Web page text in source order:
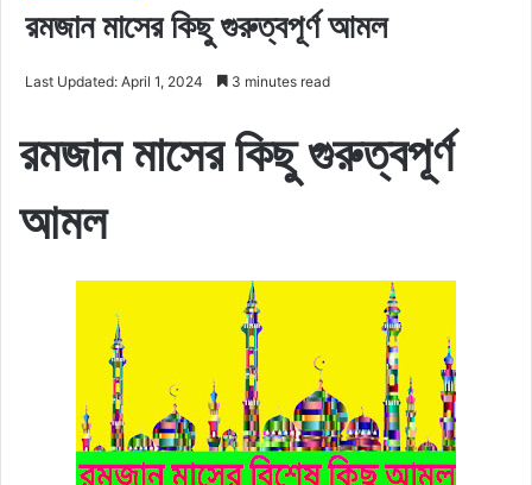
রমজান মাসের কিছু গুরুত্বপূর্ণ আমল
Last Updated: April 1, 2024 3 minutes read
রমজান মাসের কিছু গুরুত্বপূর্ণ
আমল